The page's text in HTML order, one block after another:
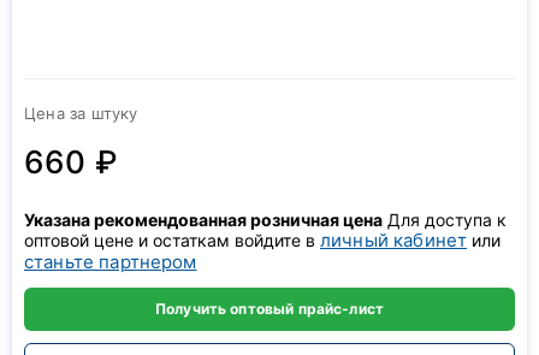
Цена за штуку
660 ₽
Указана рекомендованная розничная цена Для доступа к
оптовой цене и остаткам войдите в личный кабинет или
станьте партнером
Получить оптовый прайс-лист